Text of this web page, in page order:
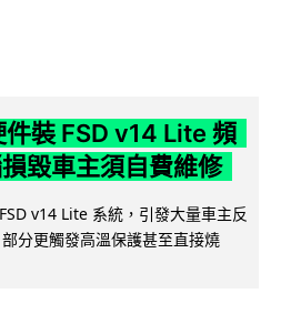
裝 FSD v14 Lite 頻
毀車主須自費維修
v14 Lite 系統，引發大量車主反
分更觸發高溫保護甚至直接燒